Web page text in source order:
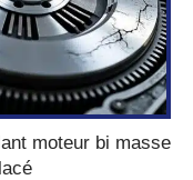
moteur bi masse